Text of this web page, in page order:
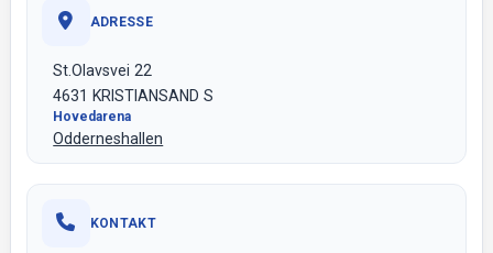
ADRESSE
St.Olavsvei 22
4631 KRISTIANSAND S
Hovedarena
Odderneshallen
KONTAKT